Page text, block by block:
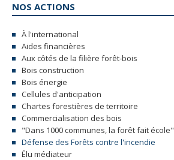
NOS ACTIONS
À l'international
Aides financières
Aux côtés de la filière forêt-bois
Bois construction
Bois énergie
Cellules d'anticipation
Chartes forestières de territoire
Commercialisation des bois
"Dans 1000 communes, la forêt fait école"
Défense des Forêts contre l'incendie
Élu médiateur